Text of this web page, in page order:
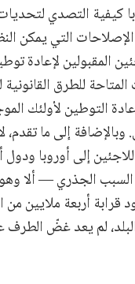
كيفية التصدي
التي يمكن
المقبولين لإعادة
للطرق
التوطين لأولئك
إلى ما تقدم،
إلى أوروبا
السبب الجذري — ألا
أربعة ملايين من
لم يعد غضّ الطرف